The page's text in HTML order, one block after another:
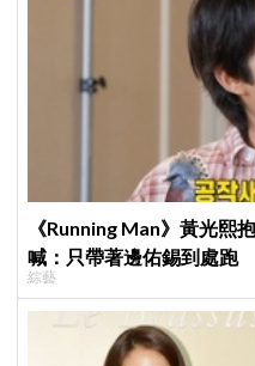
《Running Man》黃光熙
喊：只帶著邊佑錫到處跑
綜藝